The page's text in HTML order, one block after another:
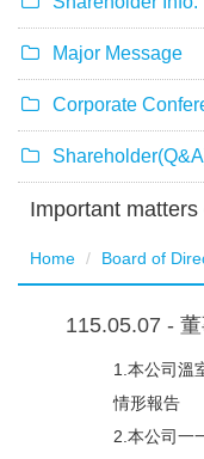
Major Message
Corporate
Important
Home Board of
115.05.07 -
1.本公司溫
情形報告
2.本公司一